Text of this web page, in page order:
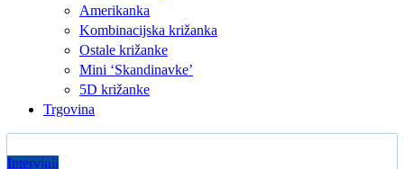
Amerikanka
Kombinacijska križanka
Ostale križanke
Mini ‘Skandinavke’
5D križanke
Trgovina
Intervjuji